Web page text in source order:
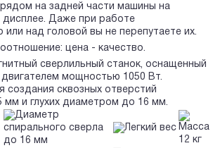
на задней части машины на
дисплее. Даже при работе
или над головой вы не перепутаете их.
цена - качество.
сверлильный станок, оснащенный
мощностью 1050 Вт.
создания сквозных отверстий
и глухих диаметром до 16 мм.
Диаметр
спирального сверла
до 16 мм
Легкий вес Масса
12 кг